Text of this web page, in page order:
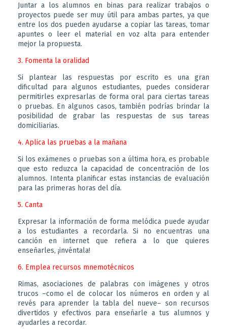
Juntar a los alumnos en binas para realizar trabajos o
proyectos puede ser muy útil para ambas partes, ya que
entre los dos pueden ayudarse a copiar las tareas, tomar
apuntes o leer el material en voz alta para entender
mejor la propuesta.
3. Fomenta la oralidad
Si plantear las respuestas por escrito es una gran
dificultad para algunos estudiantes, puedes considerar
permitirles expresarlas de forma oral para ciertas tareas
o pruebas. En algunos casos, también podrías brindar la
posibilidad de grabar las respuestas de sus tareas
domiciliarias.
4. Aplica las pruebas a la mañana
Si los exámenes o pruebas son a última hora, es probable
que esto reduzca la capacidad de concentración de los
alumnos. Intenta planificar estas instancias de evaluación
para las primeras horas del día.
5. Canta
Expresar la información de forma melódica puede ayudar
a los estudiantes a recordarla. Si no encuentras una
canción en internet que refiera a lo que quieres
enseñarles, ¡invéntala!
6. Emplea recursos mnemotécnicos
Rimas, asociaciones de palabras con imágenes y otros
trucos –como el de colocar los números en orden y al
revés para aprender la tabla del nueve– son recursos
divertidos y efectivos para enseñarle a tus alumnos y
ayudarles a recordar.